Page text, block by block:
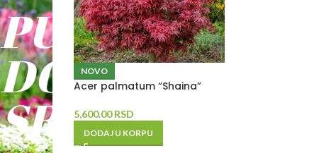
PUT
DO
SREĆE
NOVO
Acer palmatum “Shaina”
5,600.00RSD
DODAJ U KORPU